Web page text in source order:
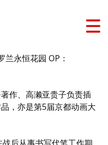
永恒花园 OP：
作、高濑亚贵子负责插
，亦是第5届京都动画大